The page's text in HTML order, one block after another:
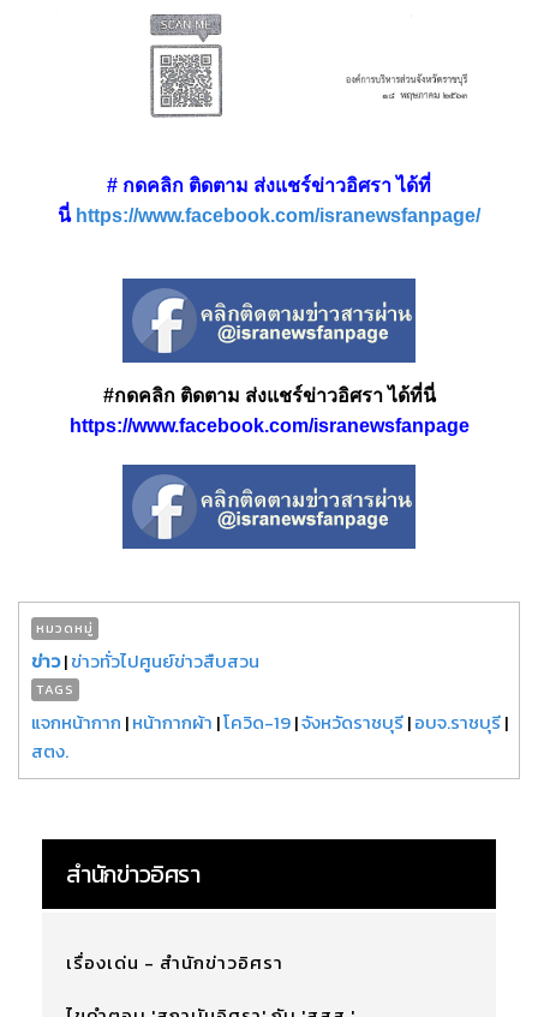
# กดคลิก ติดตาม ส่งแชร์ข่าวอิศรา ได้ที่
นี่ https://www.facebook.com/isranewsfanpage/
#กดคลิก ติดตาม ส่งแชร์ข่าวอิศรา ได้ที่นี่
https://www.facebook.com/isranewsfanpage
หมวดหมู่
ข่าว|ข่าวทั่วไปศูนย์ข่าวสืบสวน
TAGS
แจกหน้ากาก |หน้ากากผ้า |โควิด-19|จังหวัดราชบุรี|อบจ.ราชบุรี|
สตง.
สำนักข่าวอิศรา
เรื่องเด่น - สำนักข่าวอิศรา